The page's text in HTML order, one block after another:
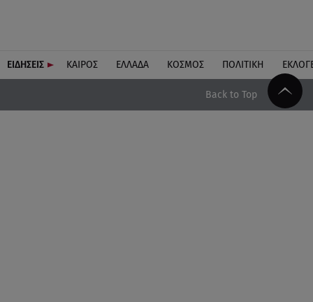
ΕΙΔΗΣΕΙΣ ΚΑΙΡΟΣ ΕΛΛΑΔΑ ΚΟΣΜΟΣ ΠΟΛΙΤΙΚΗ
Back to Top